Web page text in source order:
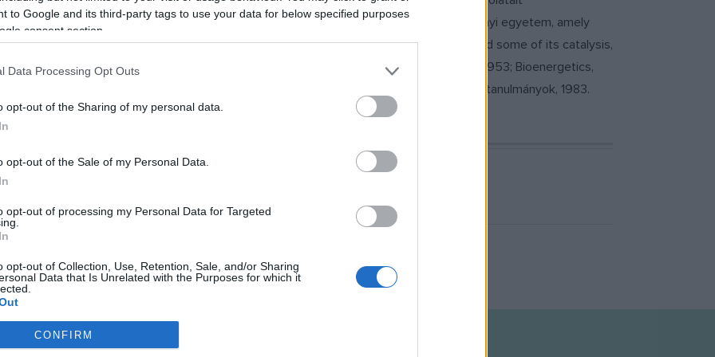
to Google and its third-party tags to use your data for below specified purposes
consent section.
Data Processing Opt Outs
opt-out of the Sharing of my personal data.
opt-out of the Sale of my Personal Data.
opt-out of processing my Personal Data for Targeted
opt-out of Collection, Use, Retention, Sale, and/or Sharing
Data that Is Unrelated with the Purposes for which it
CONFIRM
évektől rendszeresen hazalátogatott. 1987-től nevét viselte a szegedi orvostudományi egyetem, amely
Biológiai oxidációk, fermentációk és vitaminok, 1937; Studies on biological oxidation and some of its catalysis,
contraction, 1947; Chemical physiology of contraction in body and heart muscle, 1953; Bioenergetics,
Egy biológus gondolatai, 1970; Az élő állapot, 1973; Az élet jellege, 1974; Válogatott tanulmányok, 1983.